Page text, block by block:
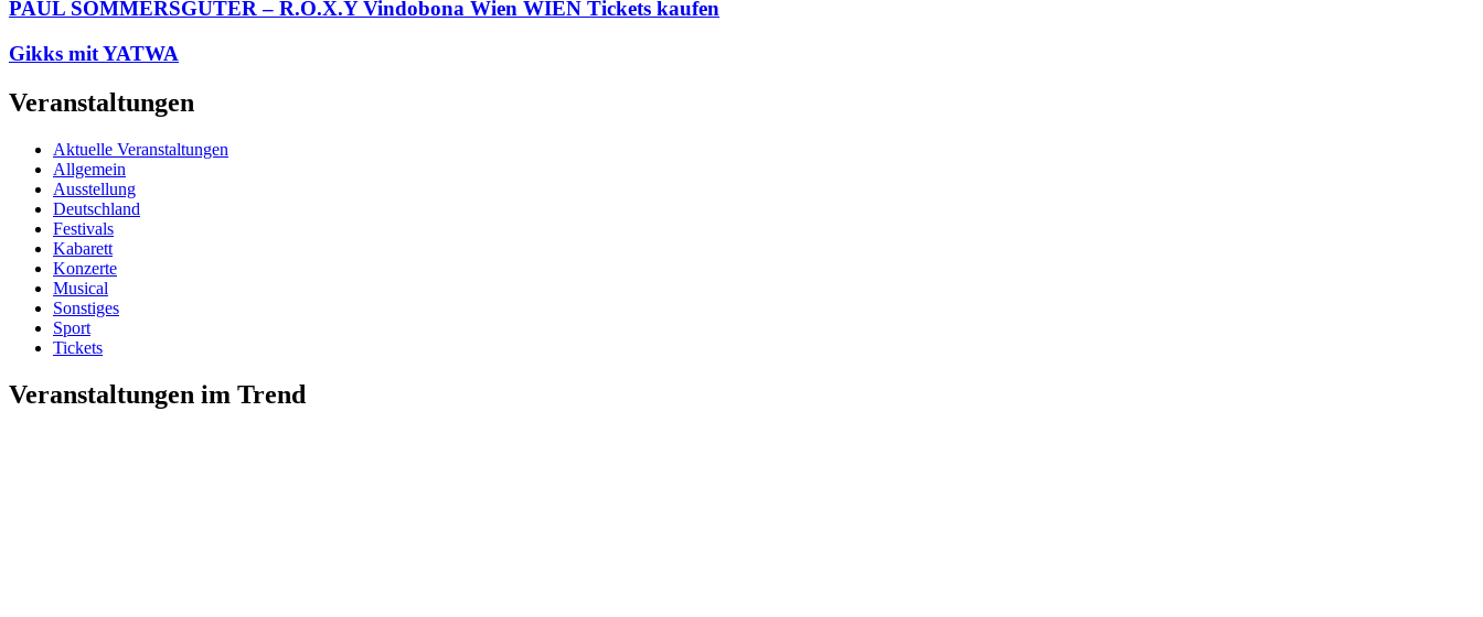
PAUL SOMMERSGUTER – R.O.X.Y Vindobona Wien WIEN Tickets kaufen
Gikks mit YATWA
Veranstaltungen
Aktuelle Veranstaltungen
Allgemein
Ausstellung
Deutschland
Festivals
Kabarett
Konzerte
Musical
Sonstiges
Sport
Tickets
Veranstaltungen im Trend